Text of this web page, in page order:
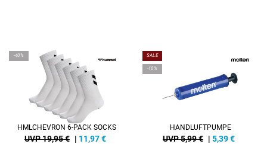
-40%
HMLCHEVRON 6-PACK SOCKS
UVP 19,95 € | 11,97€
SALE
-10%
HANDLUFTPUMPE
UVP 5,99 € | 5,39€